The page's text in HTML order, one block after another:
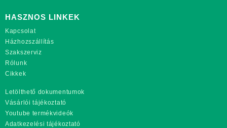
HASZNOS LINKEK
Kapcsolat
Házhozszállítás
Szakszerviz
Rólunk
Cikkek
Letölthető dokumentumok
Vásárlói tájékoztató
Youtube termékvideók
Adatkezelési tájékoztató